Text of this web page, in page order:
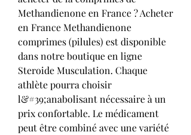
Methandienone en France ? Acheter
en France Methandienone
comprimes (pilules) est disponible
dans notre boutique en ligne
Steroide Musculation. Chaque
athlète pourra choisir
l&#39;anabolisant nécessaire à un
prix confortable. Le médicament
peut être combiné avec une variété